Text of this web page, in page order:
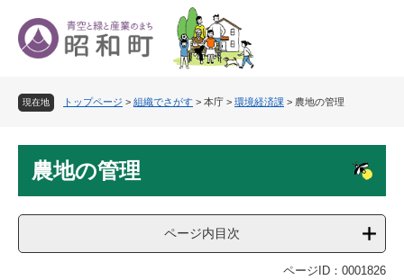
現在地 トップページ > 組織でさがす > 本庁 > 環境経済課 > 農地の管理
農地の管理
ページ内目次
ページID：0001826